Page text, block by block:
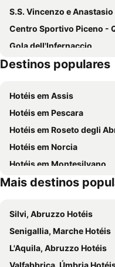
S.S. Vincenzo e Anastasio
Centro Sportivo Piceno - Quartiere
Gola dell'Infernaccio
Via XX Settembre
Porto San Giorgio Lido
Museum of the Sea
Scerne di Pineto
Destinos populares
Hotéis em Assis
Hotéis em Pescara
Hotéis em Roseto degli
Hotéis em Norcia
Hotéis em Montesilvano
Mais destinos
Silvi, Abruzzo Hotéis
Senigallia, Marche Hotéis
L'Aquila, Abruzzo Hotéis
Valfabbrica, Úmbria